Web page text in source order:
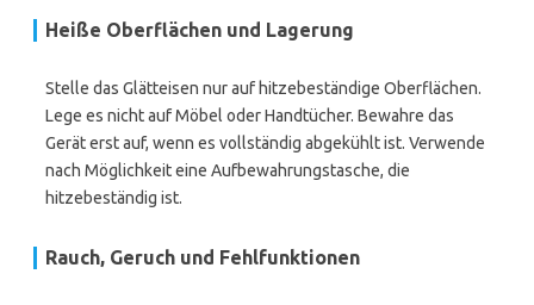
Heiße Oberflächen und Lagerung
Stelle das Glätteisen nur auf hitzebeständige Oberflächen.
Lege es nicht auf Möbel oder Handtücher. Bewahre das
Gerät erst auf, wenn es vollständig abgekühlt ist. Verwende
nach Möglichkeit eine Aufbewahrungstasche, die
hitzebeständig ist.
Rauch, Geruch und Fehlfunktionen